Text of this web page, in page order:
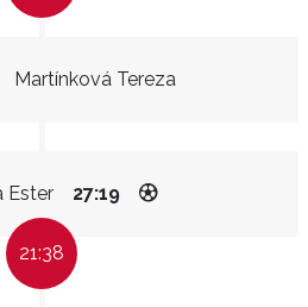
Martínková Tereza
Ester 27:19
21:38